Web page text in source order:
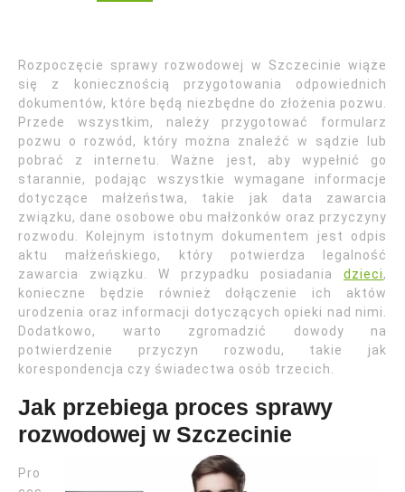
Rozpoczęcie sprawy rozwodowej w Szczecinie wiąże
się z koniecznością przygotowania odpowiednich
dokumentów, które będą niezbędne do złożenia pozwu.
Przede wszystkim, należy przygotować formularz
pozwu o rozwód, który można znaleźć w sądzie lub
pobrać z internetu. Ważne jest, aby wypełnić go
starannie, podając wszystkie wymagane informacje
dotyczące małżeństwa, takie jak data zawarcia
związku, dane osobowe obu małżonków oraz przyczyny
rozwodu. Kolejnym istotnym dokumentem jest odpis
aktu małżeńskiego, który potwierdza legalność
zawarcia związku. W przypadku posiadania dzieci,
konieczne będzie również dołączenie ich aktów
urodzenia oraz informacji dotyczących opieki nad nimi.
Dodatkowo, warto zgromadzić dowody na
potwierdzenie przyczyn rozwodu, takie jak
korespondencja czy świadectwa osób trzecich.
Jak przebiega proces sprawy
rozwodowej w Szczecinie
Pro